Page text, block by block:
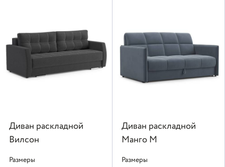
Диван раскладной
Вилсон
Размеры
Диван раскладной
Манго М
Размеры